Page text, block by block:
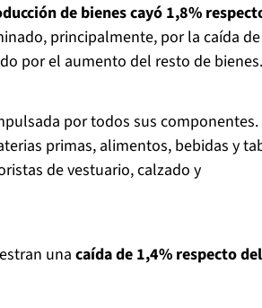
de bienes cayó 1,8%
principalmente, por la caída
por el aumento del resto de bienes.
por todos sus componentes.
primas, alimentos, bebidas y
de vestuario, calzado y
una caída de 1,4% respecto